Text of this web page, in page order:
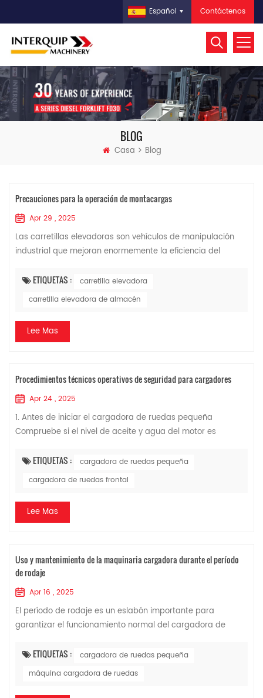
Contáctenos
Español
BLOG
Casa Blog
Precauciones para la operación de montacargas
Apr 29 , 2025
Las carretillas elevadoras son vehículos de manipulación
industrial que mejoran enormemente la eficiencia del
corta distancia de mercancías palet...
ETIQUETAS :
carretilla elevadora
carretilla elevadora de almacén
Lee Mas
Procedimientos técnicos operativos de seguridad para cargadores
Apr 24 , 2025
1. Antes de iniciar el cargadora de ruedas pequeña
Compruebe si el nivel de aceite y agua del motor es
punto muerto y arranque la máquina a baja ve...
ETIQUETAS :
cargadora de ruedas pequeña
cargadora de ruedas frontal
Lee Mas
Uso y mantenimiento de la maquinaria cargadora durante el período
de rodaje
Apr 16 , 2025
El período de rodaje es un eslabón importante para
garantizar el funcionamiento normal del cargadora de
vida útil. Sin embargo, actualmente, a...
ETIQUETAS :
cargadora de ruedas pequeña
máquina cargadora de ruedas